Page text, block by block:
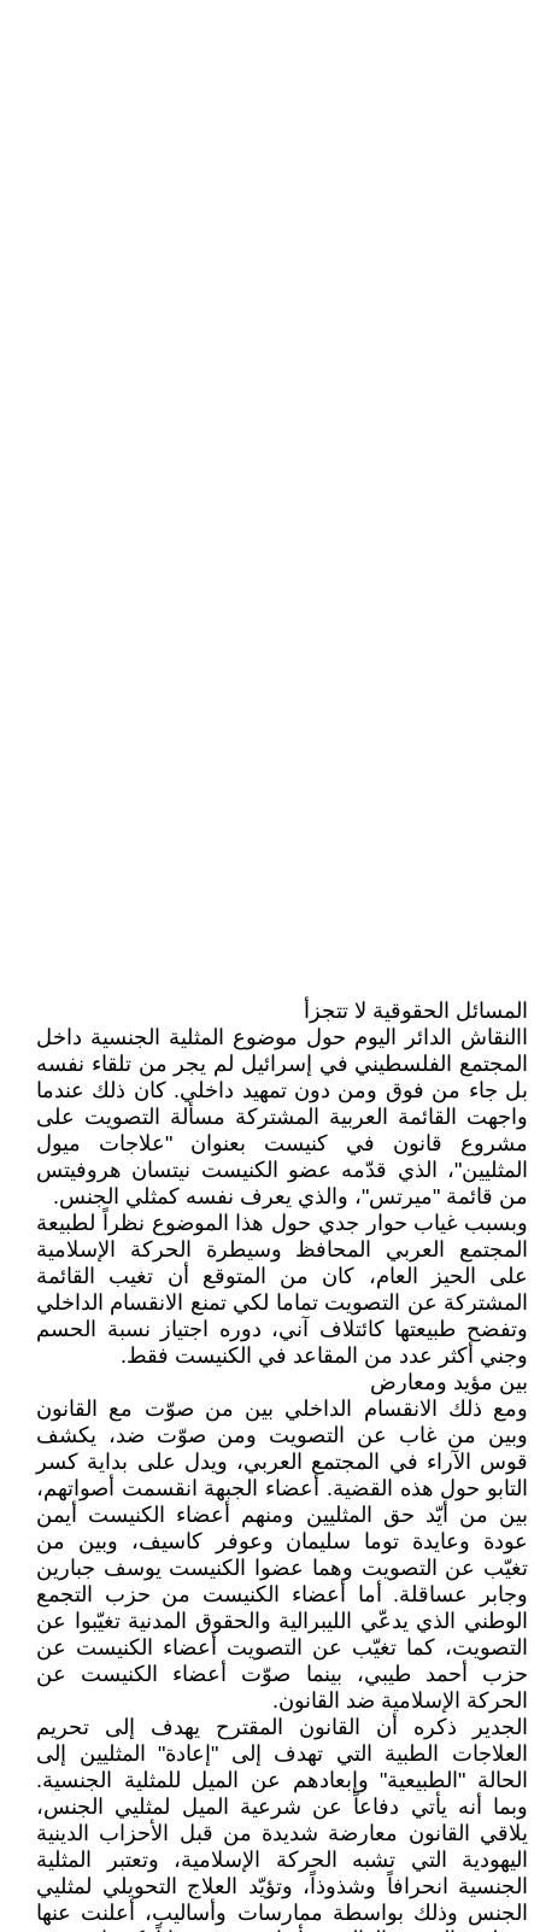
المسائل الحقوقية لا تتجزأ
االنقاش الدائر اليوم حول موضوع المثلية الجنسية داخل
المجتمع الفلسطيني في إسرائيل لم يجر من تلقاء نفسه
بل جاء من فوق ومن دون تمهيد داخلي. كان ذلك عندما
واجهت القائمة العربية المشتركة مسألة التصويت على
مشروع قانون في كنيست بعنوان "علاجات ميول
المثليين"، الذي قدّمه عضو الكنيست نيتسان هروفيتس
من قائمة "ميرتس"، والذي يعرف نفسه كمثلي الجنس.
وبسبب غياب حوار جدي حول هذا الموضوع نظراً لطبيعة
المجتمع العربي المحافظ وسيطرة الحركة الإسلامية
على الحيز العام، كان من المتوقع أن تغيب القائمة
المشتركة عن التصويت تماما لكي تمنع الانقسام الداخلي
وتفضح طبيعتها كائتلاف آني، دوره اجتياز نسبة الحسم
وجني أكثر عدد من المقاعد في الكنيست فقط.
بين مؤيد ومعارض
ومع ذلك الانقسام الداخلي بين من صوّت مع القانون
وبين من غاب عن التصويت ومن صوّت ضد، يكشف
قوس الآراء في المجتمع العربي، ويدل على بداية كسر
التابو حول هذه القضية. أعضاء الجبهة انقسمت أصواتهم،
بين من أيّد حق المثليين ومنهم أعضاء الكنيست أيمن
عودة وعايدة توما سليمان وعوفر كاسيف، وبين من
تغيّب عن التصويت وهما عضوا الكنيست يوسف جبارين
وجابر عساقلة. أما أعضاء الكنيست من حزب التجمع
الوطني الذي يدعّي الليبرالية والحقوق المدنية تغيّبوا عن
التصويت، كما تغيّب عن التصويت أعضاء الكنيست عن
حزب أحمد طيبي، بينما صوّت أعضاء الكنيست عن
الحركة الإسلامية ضد القانون.
الجدير ذكره أن القانون المقترح يهدف إلى تحريم
العلاجات الطبية التي تهدف إلى "إعادة" المثليين إلى
الحالة "الطبيعية" وإبعادهم عن الميل للمثلية الجنسية.
وبما أنه يأتي دفاعاً عن شرعية الميل لمثليي الجنس،
يلاقي القانون معارضة شديدة من قبل الأحزاب الدينية
اليهودية التي تشبه الحركة الإسلامية، وتعتبر المثلية
الجنسية انحرافاً وشذوذاً، وتؤيّد العلاج التحويلي لمثليي
الجنس وذلك بواسطة ممارسات وأساليب، أعلنت عنها